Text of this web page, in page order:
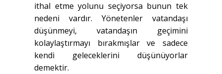
ithal etme yolunu seçiyorsa bunun tek
nedeni vardır. Yönetenler vatandaşı
düşünmeyi, vatandaşın geçimini
kolaylaştırmayı bırakmışlar ve sadece
kendi geleceklerini düşünüyorlar
demektir.